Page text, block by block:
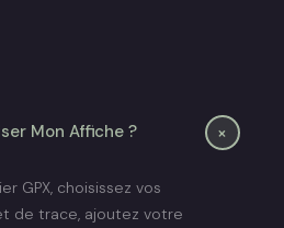
Mon Affiche ? +
GPX, choisissez vos
de trace, ajoutez votre